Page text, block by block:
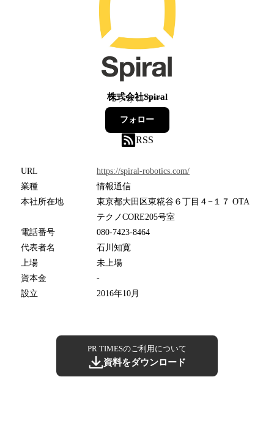
株式会社Spiral
5フォロワー
フォロー
RSS
URL
https://spiral-robotics.com/
業種
情報通信
本社所在地
東京都大田区東糀谷６丁目４−１７ OTA
テクノCORE205号室
電話番号
080-7423-8464
代表者名
石川知寛
上場
未上場
資本金
-
設立
2016年10月
PR TIMESのご利用について
資料をダウンロード